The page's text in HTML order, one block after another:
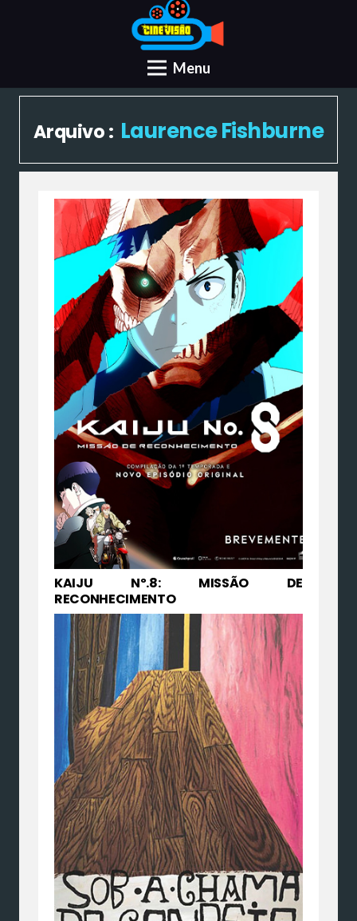
Menu
Arquivo : Laurence Fishburne
KAIJU Nº.8: MISSÃO DE
RECONHECIMENTO